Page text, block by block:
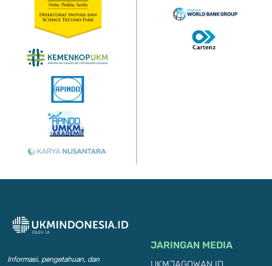
Informasi, pengetahuan, dan
JARINGAN MEDIA